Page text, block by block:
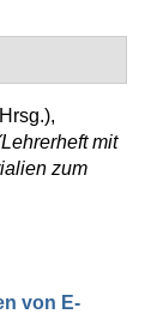
,
mit
zum
von E-